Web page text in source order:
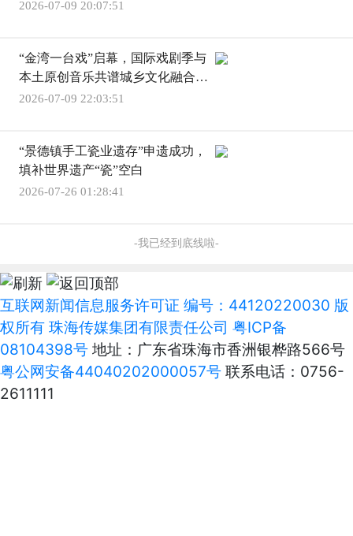
2026-07-09 20:07:51
“金湾一台戏”启幕，国际戏剧季与
本土原创音乐共谱城乡文化融合新
篇
2026-07-09 22:03:51
“景德镇手工瓷业遗存”申遗成功，
填补世界遗产“瓷”空白
2026-07-26 01:28:41
-我已经到底线啦-
互联网新闻信息服务许可证 编号：44120220030 版
权所有 珠海传媒集团有限责任公司 粤ICP备
08104398号 地址：广东省珠海市香洲银桦路566号
粤公网安备44040202000057号 联系电话：0756-
2611111